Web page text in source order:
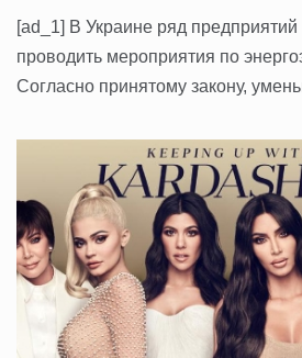
[ad_1] В Украине ряд предприятий
проводить мероприятия по
Согласно принятому закону,